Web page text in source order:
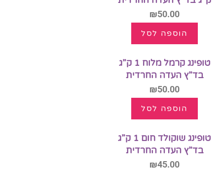
₪50.00
הוספה לסל
טופינג קרמל מלוח 1 ק”ג
בד”ץ העדה החרדית
₪50.00
הוספה לסל
טופינג שוקולד חום 1 ק”ג
בד”ץ העדה החרדית
₪45.00